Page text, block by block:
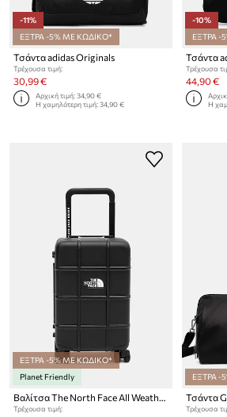
-11%
ΕΞΤΡΑ -5% ΜΕ ΚΩΔΙΚΟ*
Τσάντα adidas Originals
Τρέχουσα τιμή:
30,99 €
Αρχική τιμή:34,90 €
Η χαμηλότερη τιμή:34,90 €
-10%
ΕΞΤΡΑ -
Τσάντα
Τρέχουσα
44,90 €
Η
ΕΞΤΡΑ -5% ΜΕ ΚΩΔΙΚΟ*
Planet Friendly
Βαλίτσα The North Face All Weather 4-Wheeler 24L
Τρέχουσα τιμή:
ΕΞΤΡΑ -
Τσάντα
Τρέχουσα